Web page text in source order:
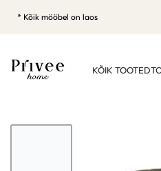
* Kõik mööbel on laos
KÕIK TOOTED